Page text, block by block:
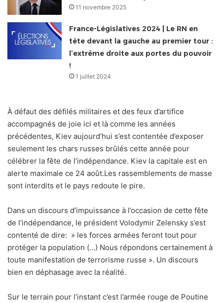
11 novembre 2025
France-Législatives 2024 | Le RN en
tête devant la gauche au premier tour :
l’extrême droite aux portes du pouvoir
!
1 juillet 2024
À défaut des défilés militaires et des feux d’artifice
accompagnés de joie ici et là comme les années
précédentes, Kiev aujourd’hui s’est contentée d’exposer
seulement les chars russes brûlés cette année pour
célébrer la fête de l’indépendance. Kiev la capitale est en
alerte maximale ce 24 août.Les rassemblements de masse
sont interdits et le pays redoute le pire.
Dans un discours d’impuissance à l’occasion de cette fête
de l’indépendance, le président Volodymir Zelensky s’est
contenté de dire: » les forces armées feront tout pour
protéger la population (…) Nous répondons certainement à
toute manifestation de terrorisme russe ». Un discours
bien en déphasage avec la réalité.
Sur le terrain pour l’instant c’est l’armée rouge de Poutine